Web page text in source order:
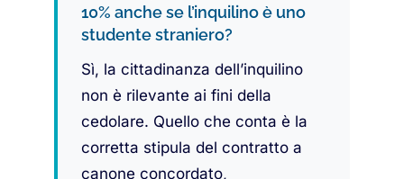
10% anche se l’inquilino è uno
studente straniero?
Sì, la cittadinanza dell’inquilino
non è rilevante ai fini della
cedolare. Quello che conta è la
corretta stipula del contratto a
canone concordato,